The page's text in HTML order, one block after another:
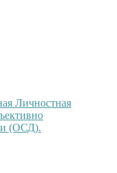
Личностная
(ОСД).